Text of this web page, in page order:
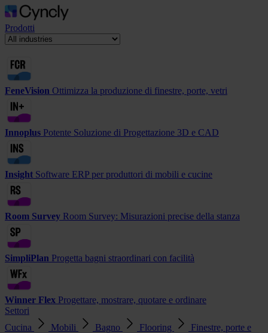
Prodotti
FeneVision Ottimizza la produzione di finestre, porte, vetri
Innoplus Potente Soluzione di Progettazione 3D e CAD
Insight Software ERP per produttori di mobili e cucine
Room Survey Room Survey: Misurazioni precise della stanza
SimpliPlan Progetta bagni straordinari con facilità
Winner Flex Progettare, mostrare, quotare e ordinare
Settori
Cucina
Mobili Bagno Flooring
Finestre, porte e